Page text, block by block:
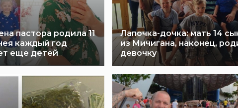
пастора родила 11
каждый год
еще детей
Лапочка-дочка: мать 14
из Мичигана, наконец,
девочку